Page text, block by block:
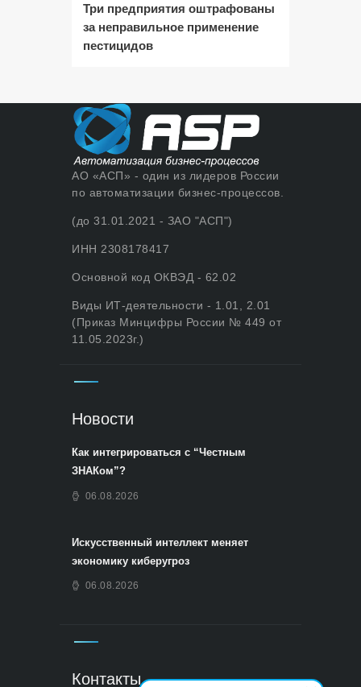
Три предприятия оштрафованы
за неправильное применение
пестицидов
АО «АСП» - один из лидеров России
по автоматизации бизнес-процессов.
(до 31.01.2021 - ЗАО "АСП")
ИНН 2308178417
Основной код ОКВЭД - 62.02
Виды ИТ-деятельности - 1.01, 2.01
(Приказ Минцифры России № 449 от
11.05.2023г.)
Новости
Как интегрироваться с “Честным
ЗНАКом”?
06.08.2026
Искусственный интеллект меняет
экономику киберугроз
06.08.2026
Контакты